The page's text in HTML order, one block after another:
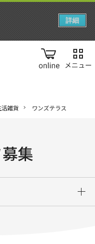
online
活雑貨 ワンズテラス
集
詳細